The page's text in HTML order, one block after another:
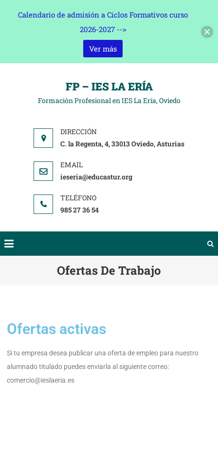
FP – IES LA ERÍA
Formación Profesional en IES La Ería, Oviedo
C. la Regenta, 4, 33013 Oviedo, Asturias
ieseria@educastur.org
985 27 36 54
Ofertas De Trabajo
Ofertas activas
Si tu empresa desea publicar una oferta de empleo para nuestro
alumnado titulado puedes enviarla al siguiente correo:
comercio@ieslaeria.es
Calendario de admisión a Ciclos Formativos curso
2026-2027 -->
Ver más